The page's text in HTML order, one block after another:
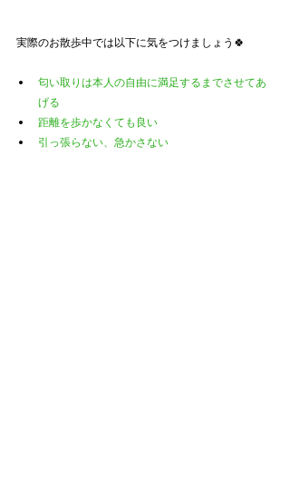
実際のお散歩中では以下に気をつけましょう🍀
匂い取りは本人の自由に満足するまでさせてあ
げる
距離を歩かなくても良い
引っ張らない、急かさない